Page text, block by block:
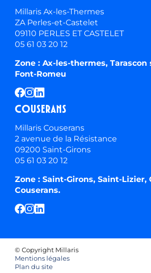
Millaris Ax-les-Thermes
ZA Perles-et-Castelet
09110 PERLES ET CASTELET
05 61 03 20 12
Zone : Ax-les-thermes, Tarascon
Font-Romeu
Couserans
Millaris Couserans
2 avenue de la Résistance
09200 Saint-Girons
05 61 03 20 12
Zone : Saint-Girons, Saint-Lizier,
Couserans.
© Copyright Millaris
Mentions légales
Plan du site